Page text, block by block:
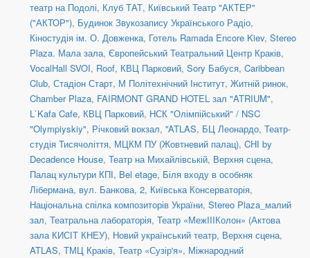
театр на Подолі, Клуб ТАТ, Київський Театр "АКТЕР"
("АКТОР"), Будинок Звукозапису Українського Радіо,
Кіностудія ім. О. Довженка, Готель Ramada Encore Kiev, Stereo
Plaza. Мала зала, Європейський Театральний Центр Краків,
VocalHall SVOI, Roof, КВЦ Парковий, Sory Бабуся, Caribbean
Club, Стадіон Старт, М Політехнічний Інститут, Житній ринок,
Chamber Plaza, FAIRMONT GRAND HOTEL зал "ATRIUM",
L`Kafa Cafe, КВЦ Парковий, НСК "Олімпійський" / NSC
"Olympiyskiy", Річковий вокзал, ''ATLAS, БЦ Леонардо, Театр-
студія Тисячоліття, МЦКМ ПУ (Жовтневий палац), CHI by
Decadence House, Театр на Михайлівській, Верхня сцена,
Палац культури КПІ, Bel etage, Біля входу в особняк
Лібермана, вул. Банкова, 2, Київська Консерваторія,
Національна спілка композиторів України, Stereo Plaza_малий
зал, Театральна лабораторія, Театр «МежIIIКолон» (Актова
зала КИСІТ КНЕУ), Новий український театр, Верхня сцена,
ATLAS, ТМЦ Краків, Театр «Сузір'я», Міжнародний